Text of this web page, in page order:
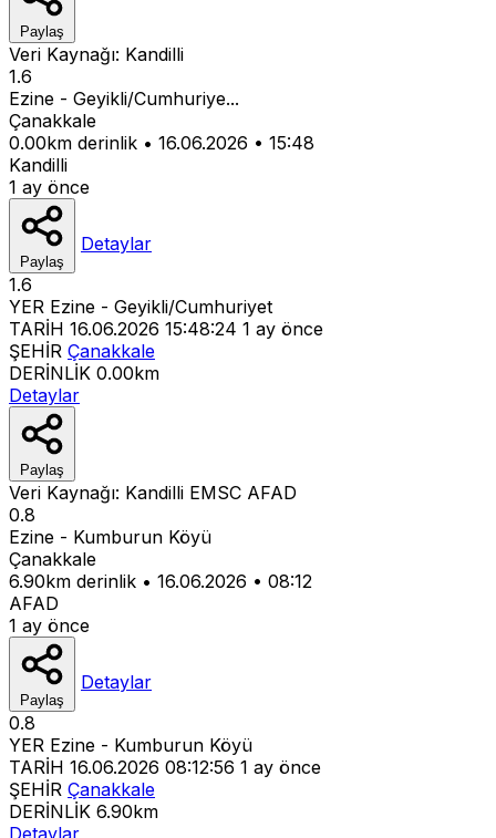
Paylaş
Veri Kaynağı: Kandilli
1.6
Ezine - Geyikli/Cumhuriye...
Çanakkale
0.00km derinlik • 16.06.2026 • 15:48
Kandilli
1 ay önce
Paylaş
Detaylar
1.6
YER Ezine - Geyikli/Cumhuriyet
TARİH 16.06.2026 15:48:24 1 ay önce
ŞEHİR Çanakkale
DERİNLİK 0.00km
Detaylar
Paylaş
Veri Kaynağı: Kandilli EMSC AFAD
0.8
Ezine - Kumburun Köyü
Çanakkale
6.90km derinlik • 16.06.2026 • 08:12
AFAD
1 ay önce
Paylaş
Detaylar
0.8
YER Ezine - Kumburun Köyü
TARİH 16.06.2026 08:12:56 1 ay önce
ŞEHİR Çanakkale
DERİNLİK 6.90km
Detaylar